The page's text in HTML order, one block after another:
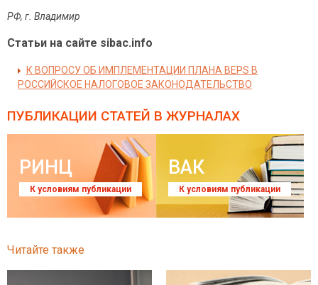
РФ, г. Владимир
Статьи на сайте sibac.info
К ВОПРОСУ ОБ ИМПЛЕМЕНТАЦИИ ПЛАНА BEPS В
РОССИЙСКОЕ НАЛОГОВОЕ ЗАКОНОДАТЕЛЬСТВО
ПУБЛИКАЦИИ СТАТЕЙ В ЖУРНАЛАХ
РИНЦ
К условиям публикации
ВАК
К условиям публикации
Читайте также